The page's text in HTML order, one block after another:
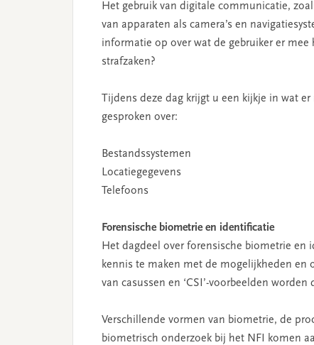
Het gebruik van digitale communicatie,
van apparaten als camera’s en
informatie op over wat de gebruiker er
strafzaken?
Tijdens deze dag krijgt u een kijkje in wat
gesproken over:
Bestandssystemen
Locatiegegevens
Telefoons
Forensische biometrie en identificatie
Het dagdeel over forensische biometrie
kennis te maken met de mogelijkheden en
van casussen en ‘CSI’-voorbeelden
Verschillende vormen van biometrie, de
biometrisch onderzoek bij het NFI komen